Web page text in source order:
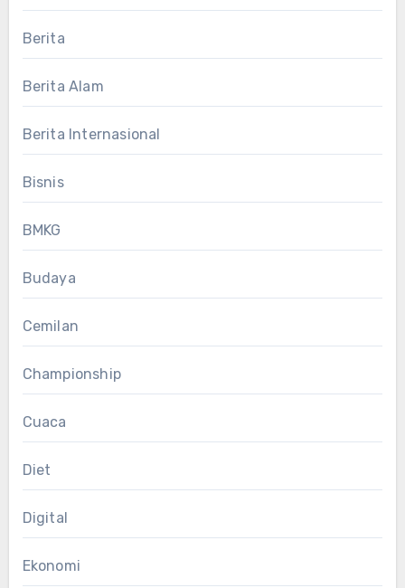
Berita
Berita Alam
Berita Internasional
Bisnis
BMKG
Budaya
Cemilan
Championship
Cuaca
Diet
Digital
Ekonomi